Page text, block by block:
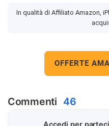
In qualità di Affiliato Amazon,
OFFERTE
Commenti 46